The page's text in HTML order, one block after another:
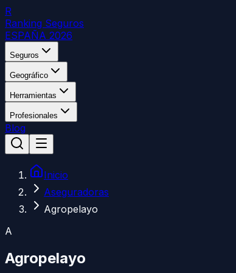
R
Ranking Seguros
ESPAÑA 2026
Seguros
Geográfico
Herramientas
Profesionales
Blog
Inicio
Aseguradoras
Agropelayo
A
Agropelayo